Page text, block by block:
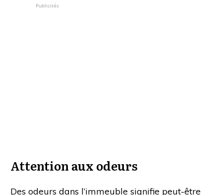
Publicités
Attention aux odeurs
Des odeurs dans l’immeuble signifie peut-être